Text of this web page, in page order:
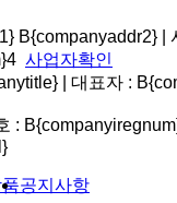
B{companyaddr2}
사업자확인
| 대표자 :
:
공지사항